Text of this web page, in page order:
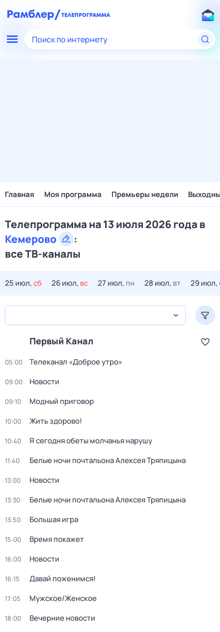
Поиск по интернету
Главная Моя программа Премьеры недели
Телепрограмма на 13 июля 2026 года в
Кемерово
:
все ТВ-каналы
25 июл,сб 26 июл, вс 27 июл, пн 28 июл, вт 29 июл,
Первый Канал
05:00 Телеканал «Доброе утро»
09:00 Новости
09:10 Модный приговор
10:00 Жить здорово!
10:40 Я сегодня обеты молчанья нарушу
11:40 Белые ночи почтальона Алексея Тряпицына
13:00 Новости
13:30 Белые ночи почтальона Алексея Тряпицына
13:50 Большая игра
15:00 Время покажет
16:00 Новости
16:15 Давай поженимся!
17:05 Мужское/Женское
18:00 Вечерние новости